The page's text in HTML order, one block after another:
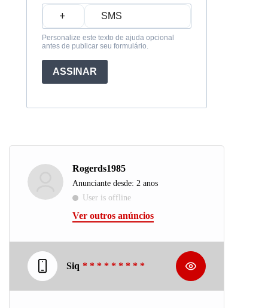
Personalize este texto de ajuda opcional
antes de publicar seu formulário.
ASSINAR
Rogerds1985
Anunciante desde: 2 anos
User is offline
Ver outros anúncios
Siq * * * * * * * * *